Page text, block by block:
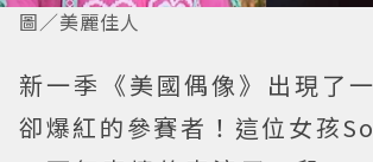
圖／美麗佳人
新一季《美國偶像》出現了
卻爆紅的參賽者！這位女孩